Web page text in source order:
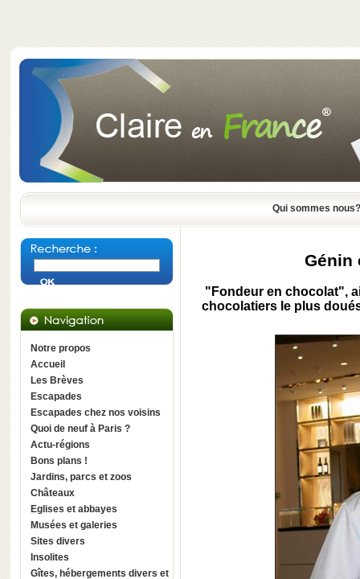
Qui sommes nous?
Notre propos
Accueil
Les Brèves
Escapades
Escapades chez nos voisins
Quoi de neuf à Paris ?
Actu-régions
Bons plans !
Jardins, parcs et zoos
Châteaux
Eglises et abbayes
Musées et galeries
Sites divers
Insolites
Gîtes, hébergements divers et
Génin
"Fondeur en chocolat",
chocolatiers le plus